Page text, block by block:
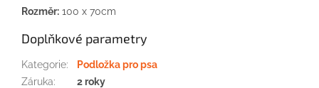
Rozměr: 100 x 70cm
Doplňkové parametry
Kategorie:
Podložka pro psa
Záruka:
2 roky